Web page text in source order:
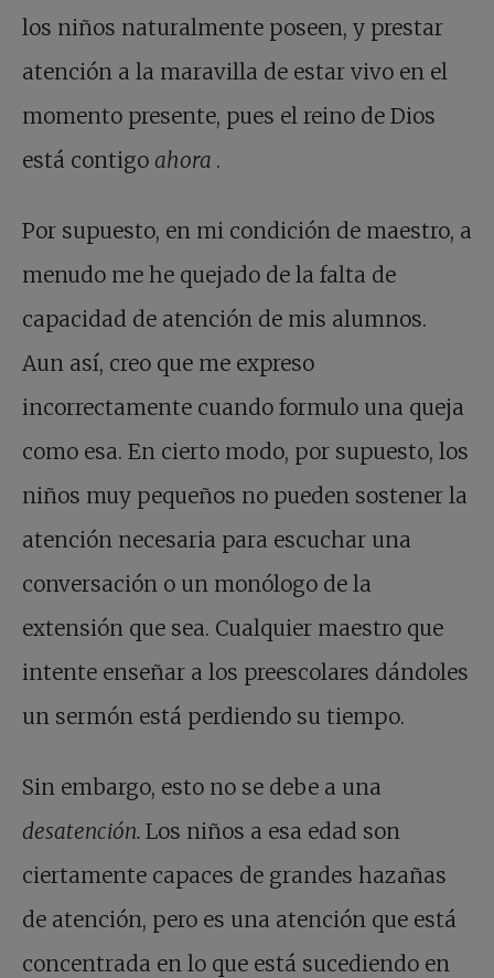
los niños naturalmente poseen, y prestar
atención a la maravilla de estar vivo en el
momento presente, pues el reino de Dios
está contigo ahora .
Por supuesto, en mi condición de maestro, a
menudo me he quejado de la falta de
capacidad de atención de mis alumnos.
Aun así, creo que me expreso
incorrectamente cuando formulo una queja
como esa. En cierto modo, por supuesto, los
niños muy pequeños no pueden sostener la
atención necesaria para escuchar una
conversación o un monólogo de la
extensión que sea. Cualquier maestro que
intente enseñar a los preescolares dándoles
un sermón está perdiendo su tiempo.
Sin embargo, esto no se debe a una
desatención. Los niños a esa edad son
ciertamente capaces de grandes hazañas
de atención, pero es una atención que está
concentrada en lo que está sucediendo en